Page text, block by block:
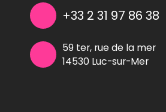
+33 2 31 97 86 38
59 ter, rue de la mer
14530 Luc-sur-Mer